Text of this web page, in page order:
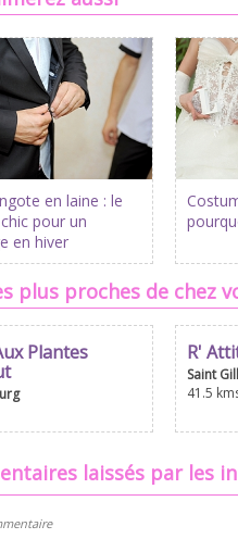
en laine : le
pour un
en hiver
plus proches de chez
Plantes
R'
Saint
41.5
laissés par les